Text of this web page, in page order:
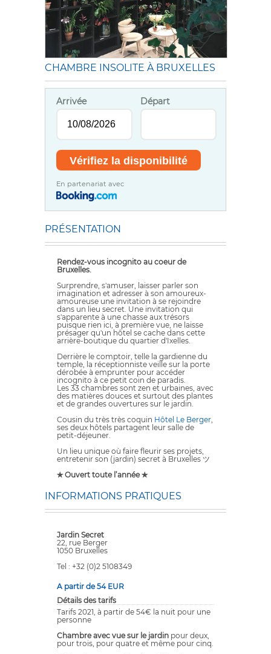
CHAMBRE INSOLITE À BRUXELLES
Arrivée Départ
En partenariat avec
PRÉSENTATION
Rendez-vous incognito au coeur de
Bruxelles.
Surprendre, s'amuser, laisser parler son
imagination et adresser à son amoureux-
amoureuse une invitation à se rejoindre
dans un lieu secret. Une invitation qui
s'apparente à une chasse aux trésors
puisque rien ici, à première vue, ne laisse
présager qu'un hôtel se cache dans cette
arrière-boutique du quartier d'Ixelles.
Derrière le comptoir, telle la gardienne du
temple, la réceptionniste veille sur la porte
dérobée à emprunter pour accéder
incognito à ce petit coin de paradis.
Les 33 chambres sont zen et urbaines, avec
des matières douces et surtout des plantes
et de grandes ouvertures sur le jardin.
Cousin du très très coquin Hôtel Le Berger,
ses deux hôtels partagent leur salle de
petit-déjeuner.
Un lieu unique où faire fleurir ses projets,
entretenir son (jardin) secret à Bruxelles ツ
✯ Ouvert toute l’année ✯
INFORMATIONS PRATIQUES
Jardin Secret
22, rue Berger
1050 Bruxelles
Tel : +32 (0)2 5108349
A partir de 54 EUR
Détails des tarifs
Tarifs 2021, à partir de 54€ la nuit pour une
personne
Chambre avec vue sur le jardin pour deux,
pour trois, pour quatre et même pour cinq.